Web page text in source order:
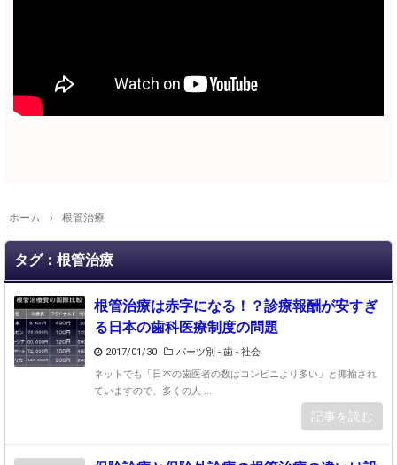
ホーム › 根管治療
タグ：根管治療
根管治療は赤字になる！？診療報酬が安すぎ
る日本の歯科医療制度の問題
2017/01/30 パーツ別 - 歯 - 社会
ネットでも「日本の歯医者の数はコンビニより多い」と揶揄され
ていますので、多くの人 ...
記事を読む